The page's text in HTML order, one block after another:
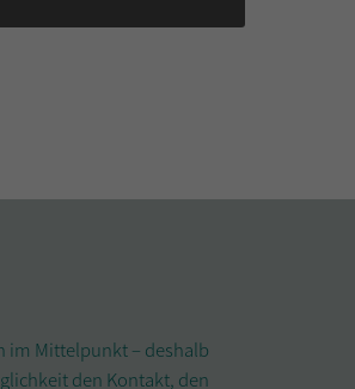
im Mittelpunkt – deshalb
den Kontakt, den